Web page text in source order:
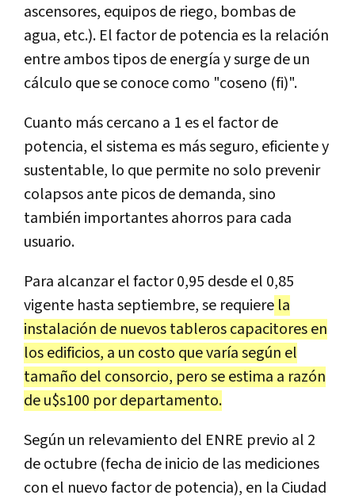
ascensores, equipos de riego, bombas de
agua, etc.). El factor de potencia es la relación
entre ambos tipos de energía y surge de un
cálculo que se conoce como "coseno (fi)".
Cuanto más cercano a 1 es el factor de
potencia, el sistema es más seguro, eficiente y
sustentable, lo que permite no solo prevenir
colapsos ante picos de demanda, sino
también importantes ahorros para cada
usuario.
Para alcanzar el factor 0,95 desde el 0,85
vigente hasta septiembre, se requiere la
instalación de nuevos tableros capacitores en
los edificios, a un costo que varía según el
tamaño del consorcio, pero se estima a razón
de u$s100 por departamento.
Según un relevamiento del ENRE previo al 2
de octubre (fecha de inicio de las mediciones
con el nuevo factor de potencia), en la Ciudad